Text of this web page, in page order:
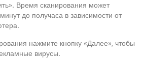
Время сканирования может
до получаса в зависимости от
нажмите кнопку «Далее», чтобы
вирусы.